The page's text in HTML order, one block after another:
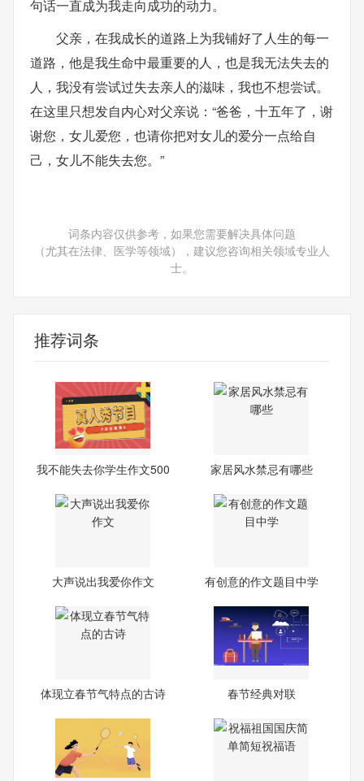
句话一直成为我走向成功的动力。
父亲，在我成长的道路上为我铺好了人生的每一
道路，他是我生命中最重要的人，也是我无法失去的
人，我没有尝试过失去亲人的滋味，我也不想尝试。
在这里只想发自内心对父亲说：“爸爸，十五年了，谢
谢您，女儿爱您，也请你把对女儿的爱分一点给自
己，女儿不能失去您。”
词条内容仅供参考，如果您需要解决具体问题
（尤其在法律、医学等领域），建议您咨询相关领域专业人
士。
推荐词条
我不能失去你学生作文500
家居风水禁忌有哪些
大声说出我爱你作文 有创意的作文题目中学
体现立春节气特点的古诗 春节经典对联